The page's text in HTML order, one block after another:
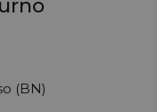
(BN)